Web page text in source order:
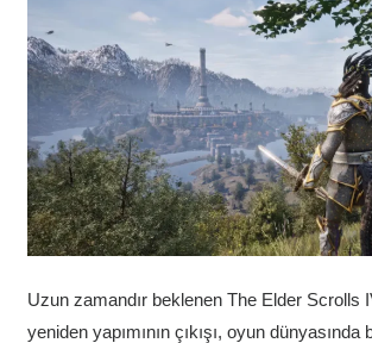
Uzun zamandır beklenen The Elder Scrolls
yeniden yapımının çıkışı, oyun dünyasında